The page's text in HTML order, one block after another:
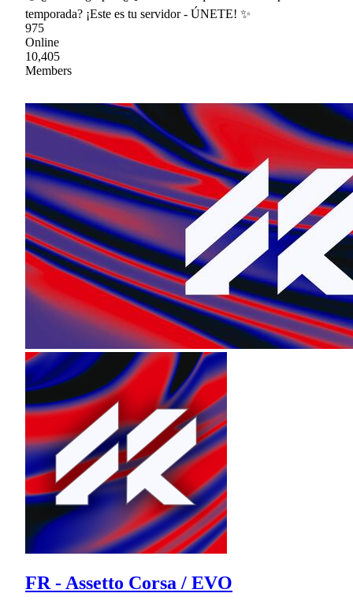
temporada? ¡Este es tu servidor - ÚNETE! ✨
975
Online
10,405
Members
FR - Assetto Corsa / EVO